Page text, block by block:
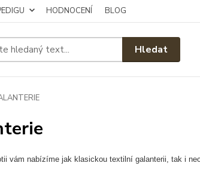
HODNOCENÍ BLOG
Hledat
vám nabízíme jak klasickou textilní galanterii, tak i